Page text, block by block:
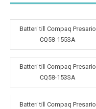
Batteri till Compaq Presario
CQ58-155SA
Batteri till Compaq Presario
CQ58-153SA
Batteri till Compaq Presario